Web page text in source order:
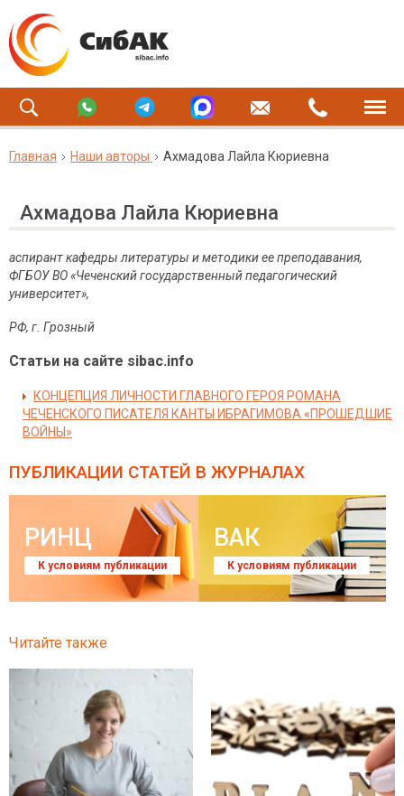
Главная Наши авторы Ахмадова Лайла Кюриевна
Ахмадова Лайла Кюриевна
аспирант кафедры литературы и методики ее преподавания,
ФГБОУ ВО «Чеченский государственный педагогический
университет»,
РФ, г Грозный
Статьи на сайте sibac.info
КОНЦЕПЦИЯ ЛИЧНОСТИ ГЛАВНОГО ГЕРОЯ РОМАНА
ЧЕЧЕНСКОГО ПИСАТЕЛЯ КАНТЫ ИБРАГИМОВА «ПРОШЕДШИЕ
ВОЙНЫ»
ПУБЛИКАЦИИ СТАТЕЙ В ЖУРНАЛАХ
РИНЦ
К условиям публикации
ВАК
К условиям публикации
Читайте также